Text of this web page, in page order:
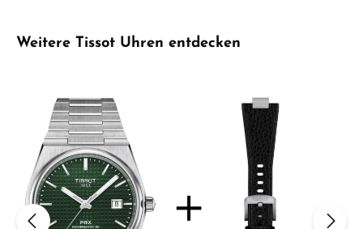
Produktgalerie überspringen
Weitere Tissot Uhren entdecken